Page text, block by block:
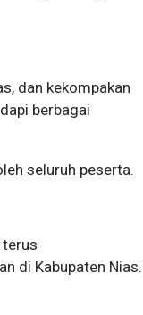
dan kekompakan
berbagai
seluruh peserta.
terus
di Kabupaten Nias.